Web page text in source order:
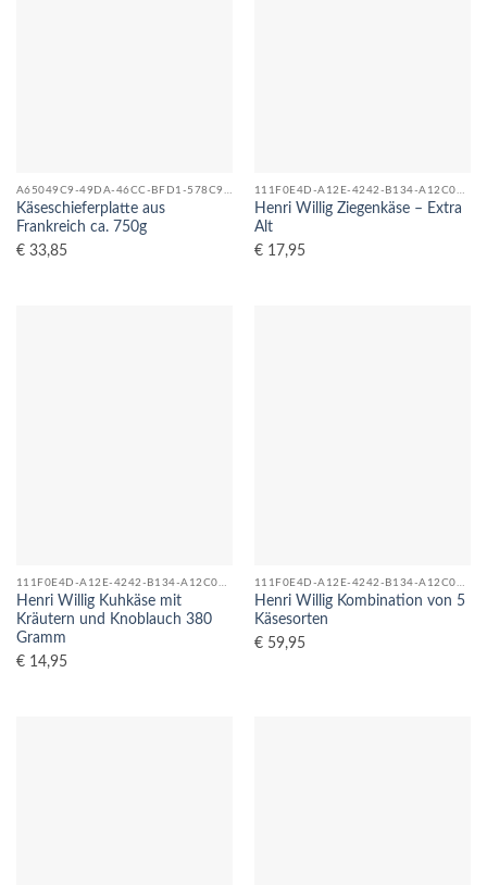
A65049C9-49DA-46CC-BFD1-578C92E0357C_0
Käseschieferplatte aus
Frankreich ca. 750g
€33,85
111F0E4D-A12E-4242-B134-A12C08F04C5D_0
Henri Willig Ziegenkäse – Extra
Alt
€17,95
111F0E4D-A12E-4242-B134-A12C08F04C5D_0
Henri Willig Kuhkäse mit
Kräutern und Knoblauch 380
Gramm
€14,95
111F0E4D-A12E-4242-B134-A12C08F04C5D_0
Henri Willig Kombination von 5
Käsesorten
€59,95